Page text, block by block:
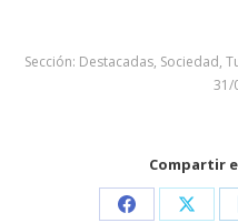
Sección: Destacadas, Sociedad,
31/
Compartir